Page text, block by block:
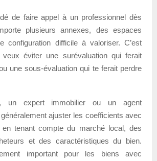
de faire appel à un professionnel dès
plusieurs annexes, des espaces
configuration difficile à valoriser. C’est
éviter une surévaluation qui ferait
une sous-évaluation qui te ferait perdre
un expert immobilier ou un agent
ajuster les coefficients avec
tenant compte du marché local, des
et des caractéristiques du bien.
important pour les biens avec